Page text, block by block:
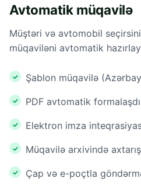
Avtomatik müqavilə
Müştəri və avtomobil
müqaviləni avtomatik
Şablon müqavilə
PDF avtomatik
Elektron imza
Müqavilə arxivində
Çap və e-poçtla